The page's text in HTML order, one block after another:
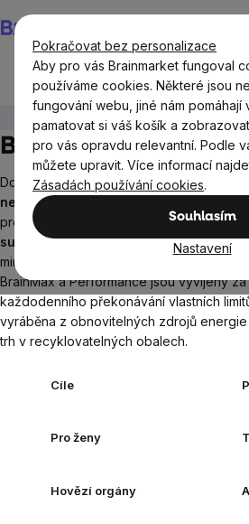
Pokračovat bez personalizace
Aby pro vás Brainmarket fungoval
používáme cookies. Některé jsou
fungování webu, jiné nám pomáhají
pamatovat si váš košík a
pro vás opravdu relevantní. Podle
můžete upravit. Více informací
Zásadách používání cookies.
Souhlasím
Nastavení
na
obsah
BrainMax® BrainMax® doplňky
BrainMax® doplňky
Doplňky stravy jejichžsložení je
nejnovějších poznatků z oblasti
produkty jsou
vyráběny v České
surovin s vysokou biodostupností.
minimalizaci balastních složek a umělých
BrainMax a Performance jsou vyvíjeny
každodenního překonávání vlastních
vyráběna z obnovitelných zdrojů
trh v recyklovatelných obalech.
Cíle
Pro ženy
Hovězí orgány